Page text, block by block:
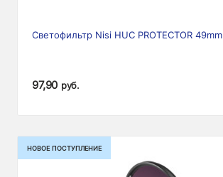
Светофильтр Nisi HUC PROTECTOR 49mm
97,90 руб.
НОВОЕ ПОСТУПЛЕНИЕ